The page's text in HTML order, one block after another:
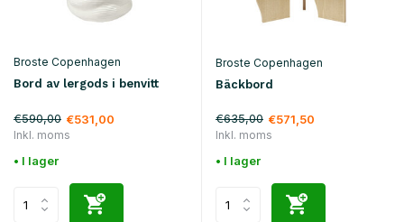
Broste Copenhagen
Bord av lergods i benvitt
€590,00 €531,00
Inkl. moms
• I lager
Broste Copenhagen
Bäckbord
€635,00 €571,50
Inkl. moms
• I lager